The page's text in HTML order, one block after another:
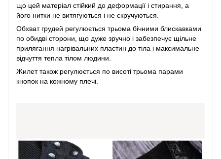
що цей матеріал стійкий до деформації і стирання, а
його нитки не витягуються і не скручуються.
Обхват грудей регулюється трьома бічними блискавками
по обидві сторони, що дуже зручно і забезпечує щільне
прилягання нагрівальних пластин до тіла і максимальне
відчуття тепла тілом людини.
Жилет також регулюється по висоті трьома парами
кнопок на кожному плечі.